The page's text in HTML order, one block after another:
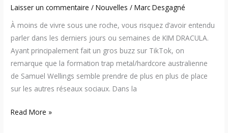
Laisser un commentaire /Nouvelles /Marc Desgagné
À moins de vivre sous une roche, vous risquez d’avoir entendu
parler dans les derniers jours ou semaines de KIM DRACULA.
Ayant principalement fait un gros buzz sur TikTok, on
remarque que la formation trap metal/hardcore australienne
de Samuel Wellings semble prendre de plus en plus de place
sur les autres réseaux sociaux. Dans la
Read More »